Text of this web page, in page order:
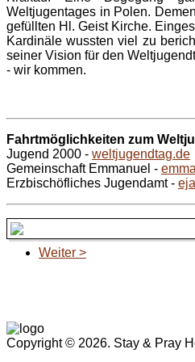
Weltjugentages in Polen.
gefüllten Hl. Geist Kirche.
Kardinäle wussten viel zu
seiner Vision für den
- wir kommen.
Fahrtmöglichkeiten zum
Jugend 2000 - weltjugendtag.de
Gemeinschaft Emmanuel -
Erzbischöfliches Jugendamt -
Weiter >
Copyright © 2026. Stay & Pray